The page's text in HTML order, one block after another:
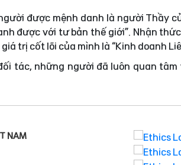
được mệnh danh là người Thầy
được với tư bản thế giới”. Nhận
trị cốt lõi của mình là “Kinh doanh
tác, những người đã luôn quan
NAM